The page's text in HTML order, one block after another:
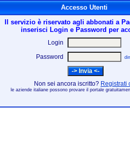
Accesso Utenti
Il servizio è riservato agli abbonati a
inserisci Login e Password per
Login
Password
Non sei ancora iscritto? Registrati
le aziende italiane possono provare il portale